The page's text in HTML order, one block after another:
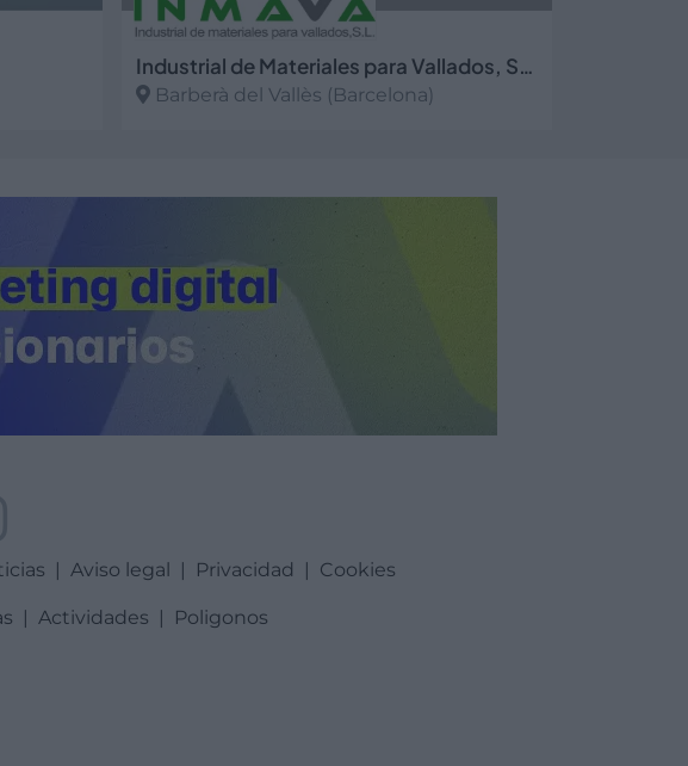
Industrial de Materiales para Vallados, S.L.
Barberà del Vallès (Barcelona)
| Aviso legal | Privacidad | Cookies
| Actividades | Poligonos